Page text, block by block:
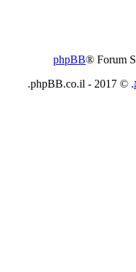
phpBB® Forum
. © 2017 - phpBB.co.il.